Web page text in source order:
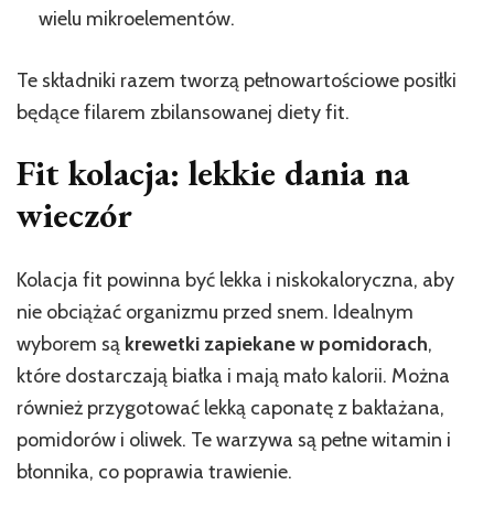
wielu mikroelementów.
Te składniki razem tworzą pełnowartościowe posiłki
będące filarem zbilansowanej diety fit.
Fit kolacja: lekkie dania na
wieczór
Kolacja fit powinna być lekka i niskokaloryczna, aby
nie obciążać organizmu przed snem. Idealnym
wyborem są krewetki zapiekane w pomidorach,
które dostarczają białka i mają mało kalorii. Można
również przygotować lekką caponatę z bakłażana,
pomidorów i oliwek. Te warzywa są pełne witamin i
błonnika, co poprawia trawienie.